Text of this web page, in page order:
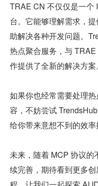
TRAE CN 不仅仅是一个
台。它能够理解需求，
助解决各种开发问题。
热点聚合服务，与
作提供了全新的解决方案。
如果你也经常需要处理
容，不妨尝试
给你带来意想不到的效率
未来，随着 MCP 协议
续完善，期待看到更多